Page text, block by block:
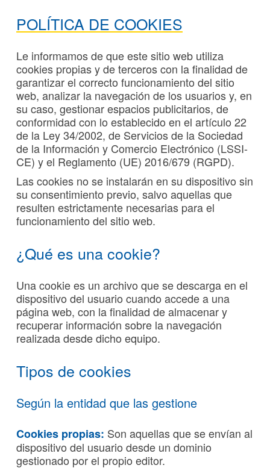
POLÍTICA DE COOKIES
Le informamos de que este sitio web utiliza
cookies propias y de terceros con la finalidad de
garantizar el correcto funcionamiento del sitio
web, analizar la navegación de los usuarios y, en
su caso, gestionar espacios publicitarios, de
conformidad con lo establecido en el artículo 22
de la Ley 34/2002, de Servicios de la Sociedad
de la Información y Comercio Electrónico (LSSI-
CE) y el Reglamento (UE) 2016/679 (RGPD).
Las cookies no se instalarán en su dispositivo sin
su consentimiento previo, salvo aquellas que
resulten estrictamente necesarias para el
funcionamiento del sitio web.
¿Qué es una cookie?
Una cookie es un archivo que se descarga en el
dispositivo del usuario cuando accede a una
página web, con la finalidad de almacenar y
recuperar información sobre la navegación
realizada desde dicho equipo.
Tipos de cookies
Según la entidad que las gestione
Cookies propias: Son aquellas que se envían al
dispositivo del usuario desde un dominio
gestionado por el propio editor.